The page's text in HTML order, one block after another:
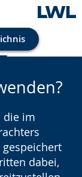
die im
dabei,